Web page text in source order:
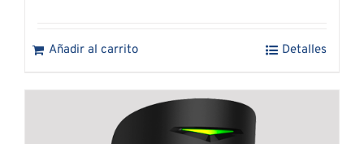
Añadir al carrito Detalles